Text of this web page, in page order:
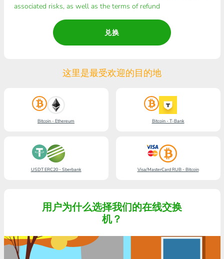
associated risks, as well as the terms of refund
兑换
这里是最受欢迎的目的地
Bitcoin - Ethereum Bitcoin - T-Bank
USDT ERC20 - Sberbank Visa/MasterCard RUB - Bitcoin
用户为什么选择我们的在线交换
机？